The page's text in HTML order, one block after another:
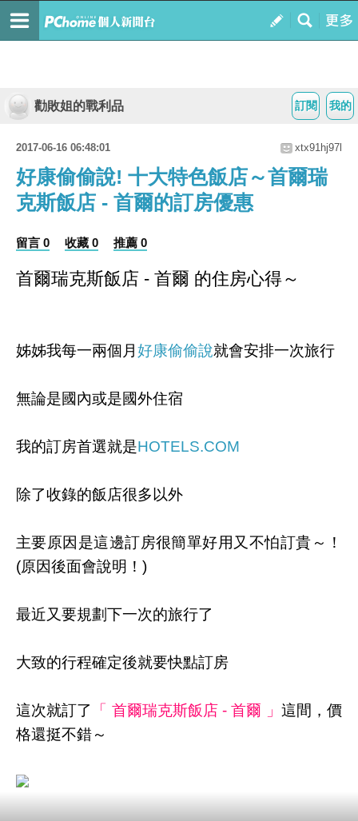
我的
訂閱
勸敗姐的戰利品
2017-06-16 06:48:01 xtx91hj97l
好康偷偷說! 十大特色飯店～首爾瑞
克斯飯店 - 首爾的訂房優惠
留言 0 收藏 0 推薦 0
首爾瑞克斯飯店 - 首爾 的住房心得～
姊姊我每一兩個月 好康偷偷說就會安排一次旅行
無論是國內或是國外住宿
我的訂房首選就是HOTELS.COM
除了收錄的飯店很多以外
主要原因是這邊訂房很簡單好用又不怕訂貴～！
(原因後面會說明！)
最近又要規劃下一次的旅行了
大致的行程確定後就要快點訂房
這次就訂了 「 首爾瑞克斯飯店 - 首爾 」 這間，價
格還挺不錯～